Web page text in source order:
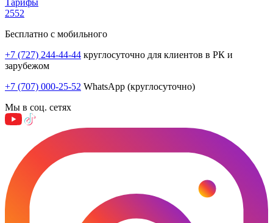
2552
Бесплатно с мобильного
+7 (727) 244-44-44 круглосуточно для клиентов в РК и
зарубежом
+7 (707) 000-25-52 WhatsApp (круглосуточно)
Мы в соц. сетях